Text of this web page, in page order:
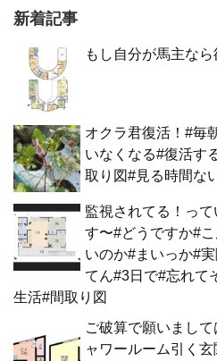
新着記事
もし自分が馬主な
オクラ君復活！#毎
いなくなる#復活す
取り図#見る時間な
監視されてる！っ
す〜#どうですか#
いのか#まいっか#
てん#3日で#忘れて
生活#間取り図
ご破算で願いまし
ャワールーム引く